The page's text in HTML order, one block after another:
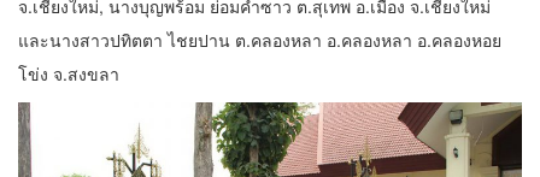
จ.เชียงใหม่, นางบุญพร้อม ย่อมคำซาว ต.สุเทพ อ.เมือง จ.เชียงใหม่
และนางสาวปทิตตา ไชยปาน ต.คลองหลา อ.คลองหลา อ.คลองหอย
โข่ง จ.สงขลา